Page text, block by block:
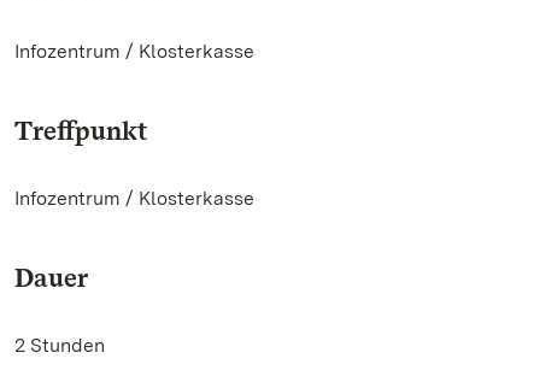
Infozentrum / Klosterkasse
Treffpunkt
Infozentrum / Klosterkasse
Dauer
2 Stunden